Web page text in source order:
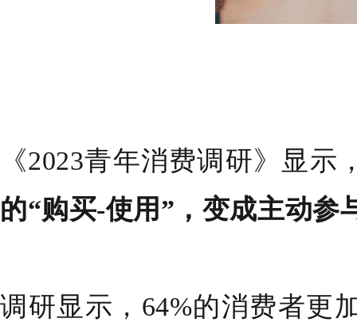
《2023青年消费调研》显示
的“购买-使用”，变成主动参
调研显示，64%的消费者更